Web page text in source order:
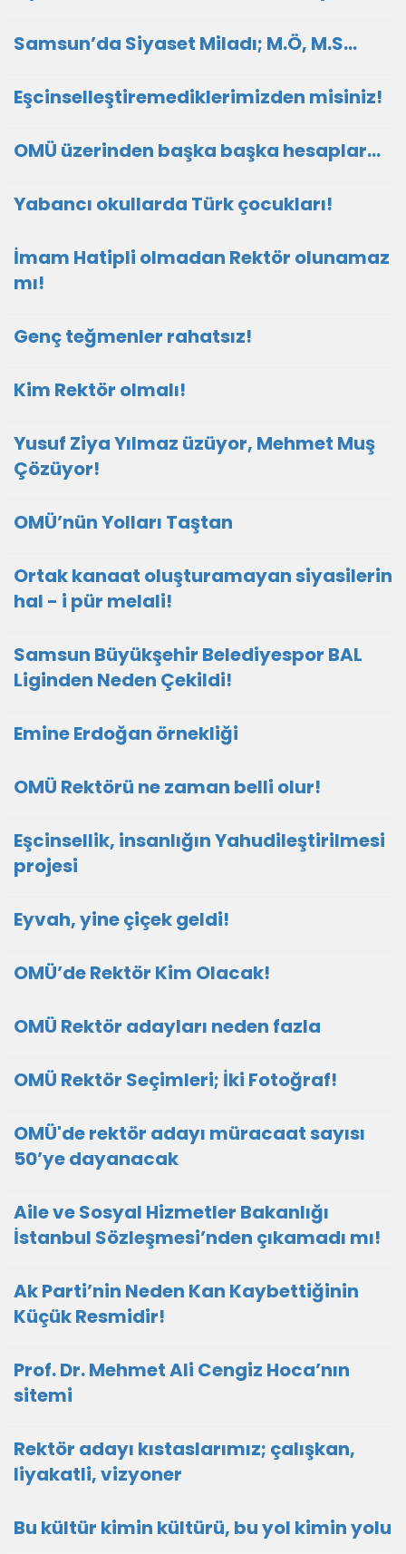
Samsun’da Siyaset Miladı; M.Ö, M.S…
Eşcinselleştiremediklerimizden misiniz!
OMÜ üzerinden başka başka hesaplar…
Yabancı okullarda Türk çocukları!
İmam Hatipli olmadan Rektör olunamaz
mı!
Genç teğmenler rahatsız!
Kim Rektör olmalı!
Yusuf Ziya Yılmaz üzüyor, Mehmet Muş
Çözüyor!
OMÜ’nün Yolları Taştan
Ortak kanaat oluşturamayan siyasilerin
hal - i pür melali!
Samsun Büyükşehir Belediyespor BAL
Liginden Neden Çekildi!
Emine Erdoğan örnekliği
OMÜ Rektörü ne zaman belli olur!
Eşcinsellik, insanlığın Yahudileştirilmesi
projesi
Eyvah, yine çiçek geldi!
OMÜ’de Rektör Kim Olacak!
OMÜ Rektör adayları neden fazla
OMÜ Rektör Seçimleri; İki Fotoğraf!
OMÜ'de rektör adayı müracaat sayısı
50’ye dayanacak
Aile ve Sosyal Hizmetler Bakanlığı
İstanbul Sözleşmesi’nden çıkamadı mı!
Ak Parti’nin Neden Kan Kaybettiğinin
Küçük Resmidir!
Prof. Dr. Mehmet Ali Cengiz Hoca’nın
sitemi
Rektör adayı kıstaslarımız; çalışkan,
liyakatli, vizyoner
Bu kültür kimin kültürü, bu yol kimin yolu